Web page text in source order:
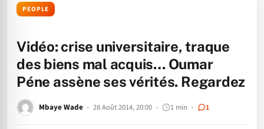
PEOPLE
Vidéo: crise universitaire, traque
des biens mal acquis… Oumar
Péne assène ses vérités. Regardez
Mbaye Wade 28 Août 2014, 20:00 1 min 1